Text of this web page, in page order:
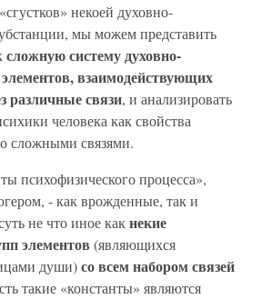
некоей духовно-
мы можем представить
сложную систему духовно-
взаимодействующих
различные связи, и анализировать
человека как свойства
сложными связями.
психофизического процесса»,
- как врожденные, так и
не что иное какнекие
элементов (являющихся
души)со всем набором связей
такие «константы» являются